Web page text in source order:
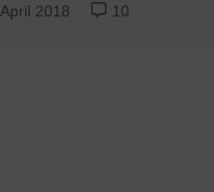
2018 10